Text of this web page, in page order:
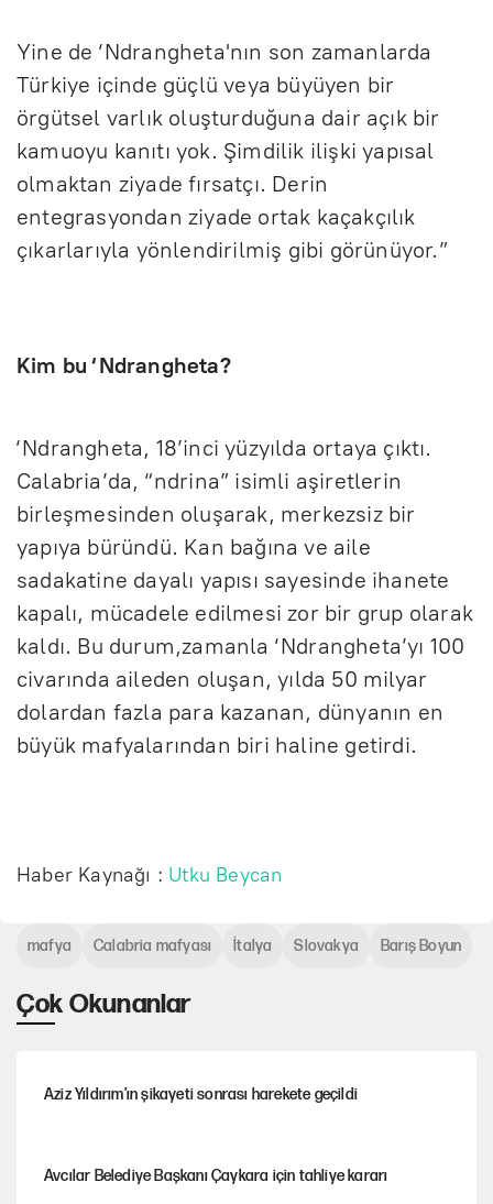
Yine de ‘Ndrangheta'nın son zamanlarda
Türkiye içinde güçlü veya büyüyen bir
örgütsel varlık oluşturduğuna dair açık bir
kamuoyu kanıtı yok. Şimdilik ilişki yapısal
olmaktan ziyade fırsatçı. Derin
entegrasyondan ziyade ortak kaçakçılık
çıkarlarıyla yönlendirilmiş gibi görünüyor.”
Kim bu ‘Ndrangheta?
‘Ndrangheta, 18’inci yüzyılda ortaya çıktı.
Calabria’da, “ndrina” isimli aşiretlerin
birleşmesinden oluşarak, merkezsiz bir
yapıya büründü. Kan bağına ve aile
sadakatine dayalı yapısı sayesinde ihanete
kapalı, mücadele edilmesi zor bir grup olarak
kaldı. Bu durum,zamanla ‘Ndrangheta’yı 100
civarında aileden oluşan, yılda 50 milyar
dolardan fazla para kazanan, dünyanın en
büyük mafyalarından biri haline getirdi.
Haber Kaynağı : Utku Beycan
Çok Okunanlar
Aziz Yıldırım’ın şikayeti sonrası harekete geçildi
Avcılar Belediye Başkanı Çaykara için tahliye kararı
mafya Calabria mafyası İtalya Slovakya Barış Boyun